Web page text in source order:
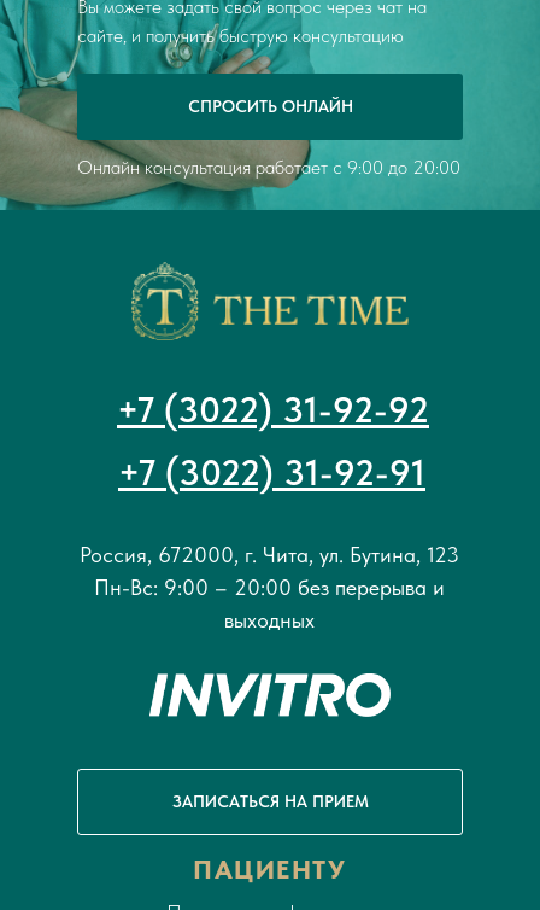
Вы можете задать свой вопрос через чат на
сайте, и получить быструю консультацию
Онлайн консультация работает с 9:00 до 20:00
СПРОСИТЬ ОНЛАЙН
ПАЦИЕНТУ
Россия, 672000, г. Чита, ул. Бутина, 123
Пн-Вс: 9:00 – 20:00 без перерыва и
выходных
+7 (3022) 31-92-92
+7 (3022) 31-92-91
ЗАПИСАТЬСЯ НА ПРИЕМ